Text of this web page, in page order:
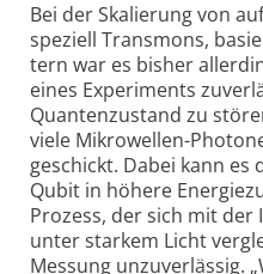
Bei der Skalierung von
speziell Trans­mons,
tern war es bis­her
eines Experi­ments
Quanten­zustand zu
viele Mikro­wellen-
geschickt. Dabei kann es
Qubit in höhere
Prozess, der sich mit der
unter starkem Licht
Mes­sung unzu­ver­läs­sig.